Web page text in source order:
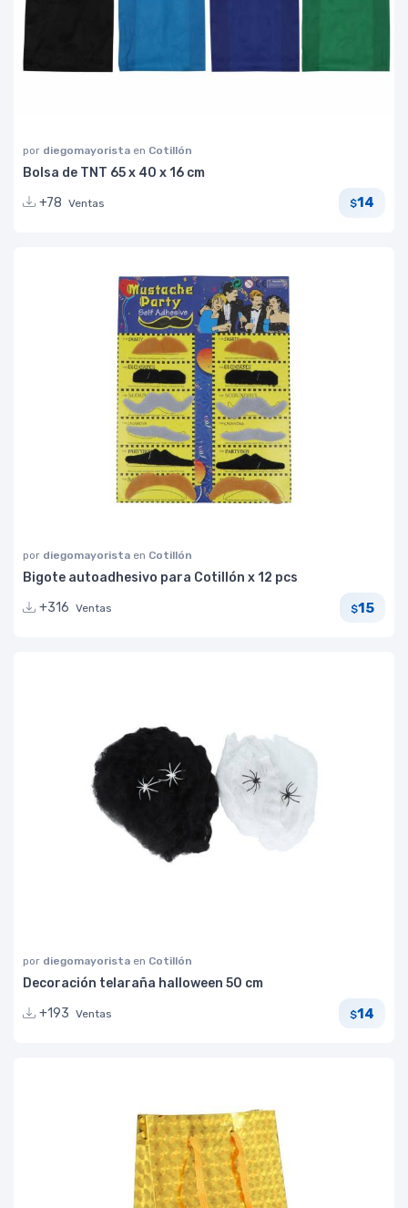
por diegomayorista en Cotillón
Bolsa de TNT 65 x 40 x 16 cm
+78 Ventas $14
por diegomayorista en Cotillón
Bigote autoadhesivo para Cotillón x 12 pcs
+316 Ventas $15
por diegomayorista en Cotillón
Decoración telaraña halloween 50 cm
+193 Ventas $14